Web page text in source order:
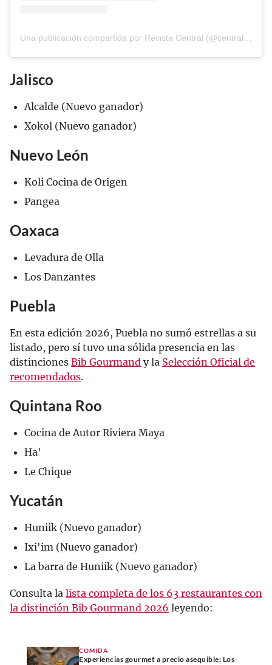
Una publicación compartida por Revista Central (@central_mx)
Jalisco
Alcalde (Nuevo ganador)
Xokol (Nuevo ganador)
Nuevo León
Koli Cocina de Origen
Pangea
Oaxaca
Levadura de Olla
Los Danzantes
Puebla
En esta edición 2026, Puebla no sumó estrellas a su
listado, pero sí tuvo una sólida presencia en las
distinciones Bib Gourmand y la Selección Oficial de
recomendados.
Quintana Roo
Cocina de Autor Riviera Maya
Ha'
Le Chique
Yucatán
Huniik (Nuevo ganador)
Ixi'im (Nuevo ganador)
La barra de Huniik (Nuevo ganador)
Consulta la lista completa de los 63 restaurantes con
la distinción Bib Gourmand 2026 leyendo:
COMIDA
Experiencias gourmet a precio asequible: Los